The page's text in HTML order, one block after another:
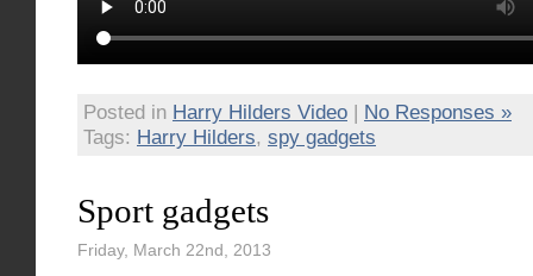
Posted in Harry Hilders Video | No Responses »
Tags: Harry Hilders, spy gadgets
Sport gadgets
Friday, March 22nd, 2013